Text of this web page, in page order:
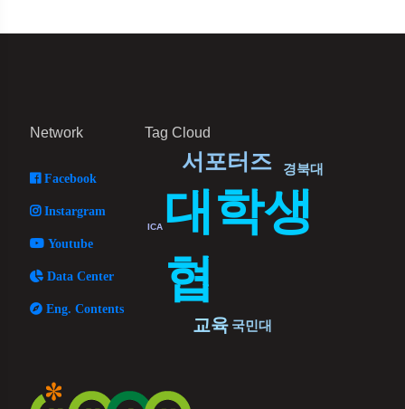
Network
Facebook
Instargram
Youtube
Data Center
Eng. Contents
Tag Cloud
대학생
협
서포터즈
교육 국민대
경북대
ICA